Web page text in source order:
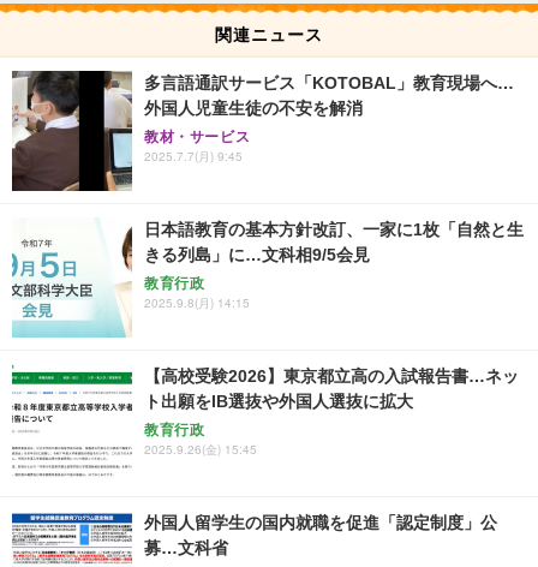
関連ニュース
多言語通訳サービス「KOTOBAL」教育現場へ…
外国人児童生徒の不安を解消
教材・サービス
2025.7.7(月) 9:45
日本語教育の基本方針改訂、一家に1枚「自然と生
きる列島」に…文科相9/5会見
教育行政
2025.9.8(月) 14:15
【高校受験2026】東京都立高の入試報告書…ネッ
ト出願をIB選抜や外国人選抜に拡大
教育行政
2025.9.26(金) 15:45
外国人留学生の国内就職を促進「認定制度」公
募…文科省